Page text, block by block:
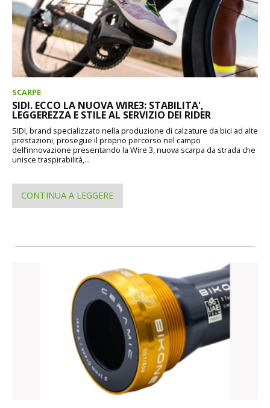
SCARPE
SIDI. ECCO LA NUOVA WIRE3: STABILITA',
LEGGEREZZA E STILE AL SERVIZIO DEI RIDER
SIDI, brand specializzato nella produzione di calzature da bici ad alte
prestazioni, prosegue il proprio percorso nel campo
dell’innovazione presentando la Wire 3, nuova scarpa da strada che
unisce traspirabilità,...
CONTINUA A LEGGERE